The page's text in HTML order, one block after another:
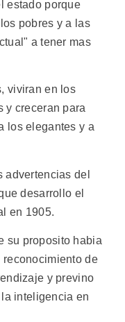
estado porque
pobres y a las
a tener mas
viviran en los
y creceran para
los elegantes y a
advertencias del
desarrollo el
en 1905.
su proposito habia
de
y previno
inteligencia en